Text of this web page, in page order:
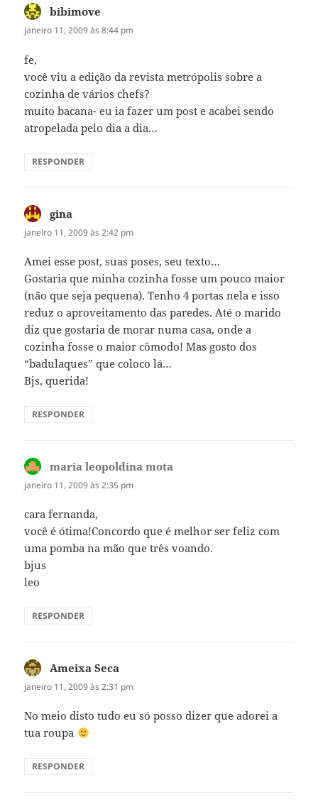
bibimove
janeiro 11, 2009 às 8:44 pm
fe,
você viu a edição da revista metrópolis sobre a
cozinha de vários chefs?
muito bacana- eu ia fazer um post e acabei sendo
atropelada pelo dia a dia…
RESPONDER
gina
janeiro 11, 2009 às 2:42 pm
Amei esse post, suas poses, seu texto…
Gostaria que minha cozinha fosse um pouco maior
(não que seja pequena). Tenho 4 portas nela e isso
reduz o aproveitamento das paredes. Até o marido
diz que gostaria de morar numa casa, onde a
cozinha fosse o maior cômodo! Mas gosto dos
“badulaques” que coloco lá…
Bjs, querida!
RESPONDER
maria leopoldina mota
janeiro 11, 2009 às 2:35 pm
cara fernanda,
você é ótima!Concordo que é melhor ser feliz com
uma pomba na mão que três voando.
bjus
leo
RESPONDER
Ameixa Seca
janeiro 11, 2009 às 2:31 pm
No meio disto tudo eu só posso dizer que adorei a
tua roupa
RESPONDER